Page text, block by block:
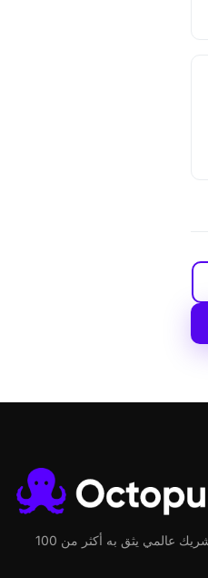
حلول برمجية ويب وجوال متميزة. شريك عالمي يثق به أكثر من 100